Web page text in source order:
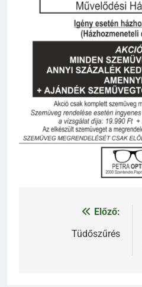
Bejegyzés
navigáció
Előző:
Tüdőszűrés